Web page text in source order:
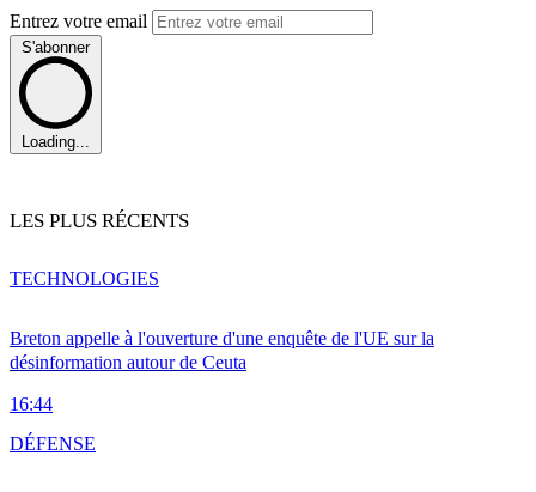
Entrez votre email
S'abonner
Loading...
LES PLUS RÉCENTS
Breton appelle à l'ouverture d'une enquête de l'UE sur la
désinformation autour de Ceuta
16:44
TECHNOLOGIES
DÉFENSE